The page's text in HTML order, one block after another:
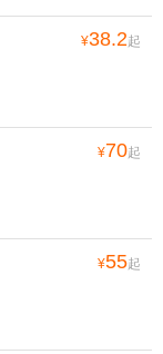
¥38.2起
¥70起
¥55起